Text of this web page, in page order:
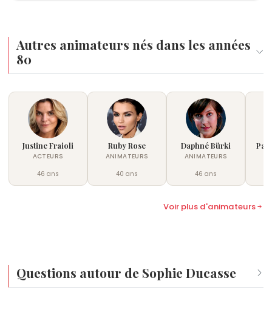
Autres animateurs nés dans les années
80
Justine Fraioli
ACTEURS
46 ans
Ruby Rose
ANIMATEURS
40 ans
Daphné Bürki
ANIMATEURS
46 ans
Voir plus d'animateurs
Questions autour de Sophie Ducasse